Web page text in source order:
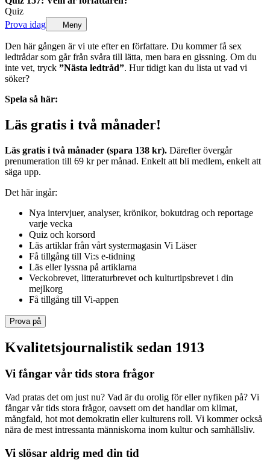
Quiz
Prova idag
Meny
Den här gången är vi ute efter en författare. Du kommer få sex
ledtrådar som går från svåra till lätta, men bara en gissning. Om du
inte vet, tryck ”Nästa ledtråd”. Hur tidigt kan du lista ut vad vi
söker?
Spela så här:
Läs gratis i två månader!
Läs gratis i två månader (spara 138 kr). Därefter övergår
prenumeration till 69 kr per månad. Enkelt att bli medlem, enkelt att
säga upp.
Det här ingår:
Nya intervjuer, analyser, krönikor, bokutdrag och reportage
varje vecka
Quiz och korsord
Läs artiklar från vårt systermagasin Vi Läser
Få tillgång till Vi:s e-tidning
Läs eller lyssna på artiklarna
Veckobrevet, litteraturbrevet och kulturtipsbrevet i din
mejlkorg
Få tillgång till Vi-appen
Prova på
Kvalitetsjournalistik sedan 1913
Vi fångar vår tids stora frågor
Vad pratas det om just nu? Vad är du orolig för eller nyfiken på? Vi
fångar vår tids stora frågor, oavsett om det handlar om klimat,
mångfald, hot mot demokratin eller kulturens roll. Vi kommer också
nära de mest intressanta människorna inom kultur och samhällsliv.
Vi slösar aldrig med din tid